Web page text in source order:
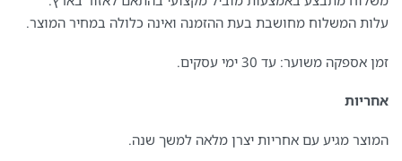
עלות המשלוח מחושבת בעת ההזמנה ואינה כלולה במחיר המוצר.
זמן אספקה משוער: עד 30 ימי עסקים.
אחריות
המוצר מגיע עם אחריות יצרן מלאה למשך שנה.